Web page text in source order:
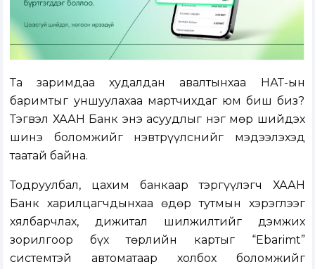
Та заримдаа худалдан авалтынхаа НӨАТ-ын
баримтыг уншуулахаа мартчихдаг юм биш биз?
Тэгвэл ХААН Банк энэ асуудлыг нэг мөр шийдэх
шинэ боломжийг нэвтрүүлснийг мэдээлэхэд
таатай байна.
Тодруулбал, цахим банкаар тэргүүлэгч ХААН
Банк харилцагчдынхаа өдөр тутмын хэрэглээг
хялбарчлах, дижитал шилжилтийг дэмжих
зорилгоор бүх төрлийн картыг “Ebarimt”
системтэй автоматаар холбох боломжийг